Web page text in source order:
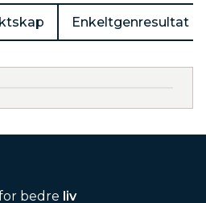
Enkeltgenresultat
bedre liv